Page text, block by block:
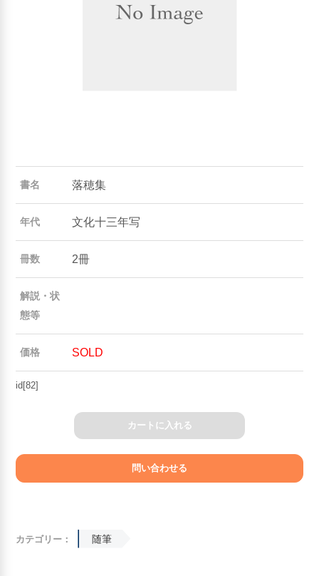
書名 落穂集
年代 文化十三年写
冊数 2冊
解説・状
態等
価格 SOLD
id[82]
カートに入れる
カテゴリー： 随筆